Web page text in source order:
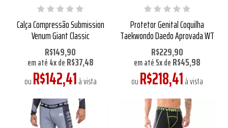
Calça Compressão Submission
Venum Giant Classic
R$149,90
em até4xdeR$37,48
ouR$142,41à vista
Protetor Genital Coquilha
Taekwondo Daedo Aprovada WT
R$229,90
em até5xdeR$45,98
ouR$218,41à vista